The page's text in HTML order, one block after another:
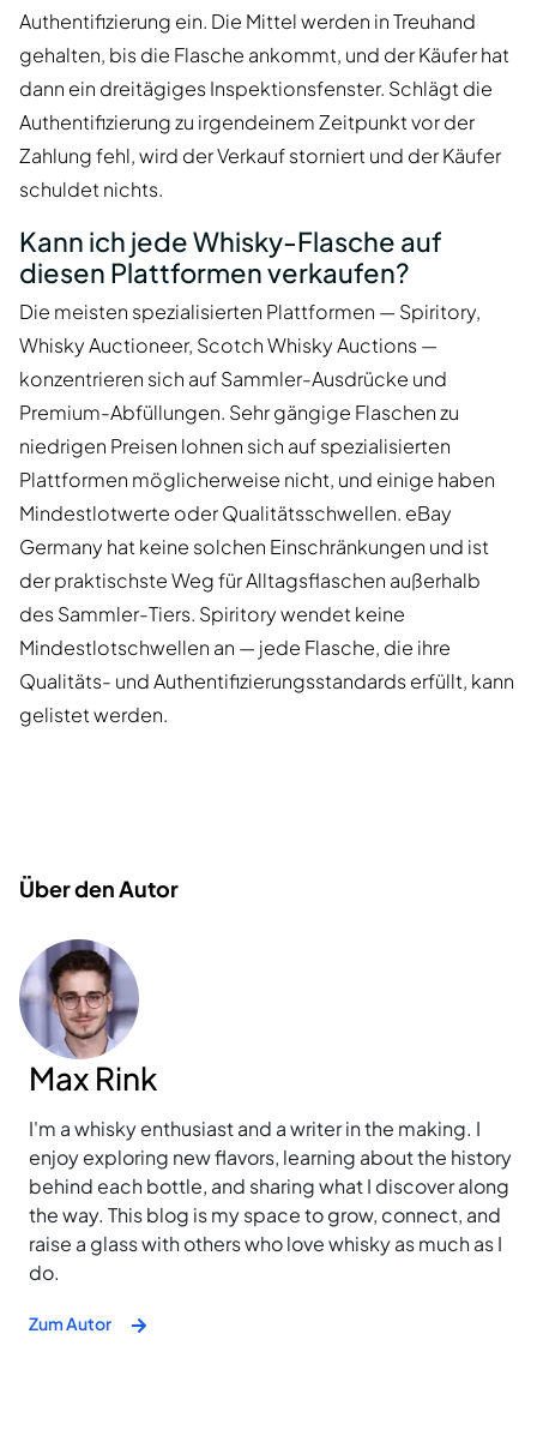
Authentifizierung ein. Die Mittel werden in Treuhand
gehalten, bis die Flasche ankommt, und der Käufer hat
dann ein dreitägiges Inspektionsfenster. Schlägt die
Authentifizierung zu irgendeinem Zeitpunkt vor der
Zahlung fehl, wird der Verkauf storniert und der Käufer
schuldet nichts.
Kann ich jede Whisky-Flasche auf
diesen Plattformen verkaufen?
Die meisten spezialisierten Plattformen — Spiritory,
Whisky Auctioneer, Scotch Whisky Auctions —
konzentrieren sich auf Sammler-Ausdrücke und
Premium-Abfüllungen. Sehr gängige Flaschen zu
niedrigen Preisen lohnen sich auf spezialisierten
Plattformen möglicherweise nicht, und einige haben
Mindestlotwerte oder Qualitätsschwellen. eBay
Germany hat keine solchen Einschränkungen und ist
der praktischste Weg für Alltagsflaschen außerhalb
des Sammler-Tiers. Spiritory wendet keine
Mindestlotschwellen an — jede Flasche, die ihre
Qualitäts- und Authentifizierungsstandards erfüllt, kann
gelistet werden.
Über den Autor
Max Rink
I'm a whisky enthusiast and a writer in the making. I
enjoy exploring new flavors, learning about the history
behind each bottle, and sharing what I discover along
the way. This blog is my space to grow, connect, and
raise a glass with others who love whisky as much as I
do.
Zum Autor